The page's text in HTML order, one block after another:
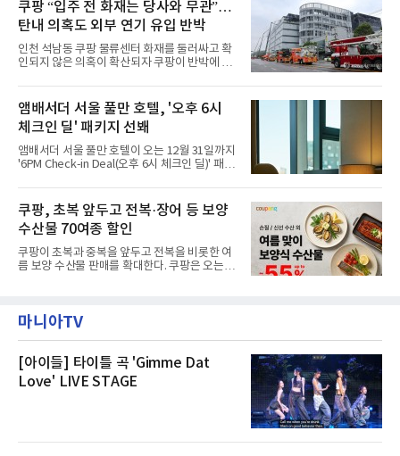
라 극장을 모티브로 한 데코레이션으로 구성됐
다. 무대 공간 및 티켓 박스
나섬으로써 본격적인 지역사회 복구 작업이 시
작된 것이다.대피소 주민 중심 청소 접수, 첫날
부터 2가구 지원 완료CFS는 신현초등학교, 신
현북초등학교, 신현여자중학교 등 인천 서해구
관내 임시 대피소 3곳에서 체류해온 화재 피해
민들의 호응 속에 CFS는 즉시 행동에 나섰다. 지
난 28일 오후 전문 청소업체와
쿠팡 “입주 전 화재는 당사와 무관”…
탄내 의혹도 외부 연기 유입 반박
인천 석남동 쿠팡 물류센터 화재를 둘러싸고 확
인되지 않은 의혹이 확산되자 쿠팡이 반박에 나
에 대해서는 외부 화재 연기 유입이라고 설명했
고, 2023년 같은 물류센터에서 발생한 화재에
대해서도 쿠팡 입주 전 공사 과정에서 벌어진 일
이라며 선을 그었다.쿠팡은 21일 인천 물류센터
내부에서 불이 타는 냄새가 났다는 의혹과 관련
해 “사실무근”이라는 입장을 밝혔다.회사 측은
“인근에서 지난 15일 다른 회사에서 발생한 대
것으로 확인됐다”고 설명했다.이어 “정확한 화
재 원인은 추후 조사될
앰배서더 서울 풀만 호텔, '오후 6시
체크인 딜' 패키지 선봬
앰배서더 서울 풀만 호텔이 오는 12월 31일까지
'6PM Check-in Deal(오후 6시 체크인 딜)' 패키
으로 여유로운 저녁 시간부터 호텔 스테이를 시
작할 수 있도록 준비됐다.앰배서더 서울 풀만 호
텔 측은 “퇴근 후 또는 주말 도심 속에서 짧지만
온전한 휴식을 원하는 고객들에게 특별한 경험
을 제공한다”고 밝혔다.패키지는 디럭스와 이그
제큐티브 두 가지 타입으로 구성된다. 디럭스 패
키지는 객실 1박(룸 온리)으로 심플한 호캉스를
스 센터 사우나 2인 이용 혜택이 포함된다.특히
클럽 앰배서더 라운지
쿠팡, 초복 앞두고 전복·장어 등 보양
수산물 70여종 할인
쿠팡이 초복과 중복을 앞두고 전복을 비롯한 여
름 보양 수산물 판매를 확대한다. 쿠팡은 오는
우 등이 포함됐다. 쿠팡은 올해 큰 크기의 전복
생산량이 늘어난 점을 반영해 주요 산지 상품을
전복은 산지에서 채취한 뒤 전국으로 직송되는
방식으로 운영된다. 신선도가 중요한 상품인 만
큼 이르면 다음 날 오전 배송이 가능하도록 물류
마니아TV
[아이들] 타이틀 곡 'Gimme Dat
Love' LIVE STAGE